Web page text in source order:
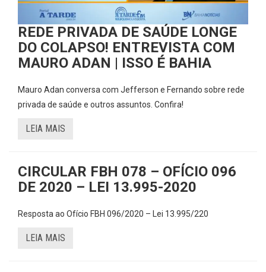
REDE PRIVADA DE SAÚDE LONGE
DO COLAPSO! ENTREVISTA COM
MAURO ADAN | ISSO É BAHIA
Mauro Adan conversa com Jefferson e Fernando sobre rede
privada de saúde e outros assuntos. Confira!
LEIA MAIS
CIRCULAR FBH 078 – OFÍCIO 096
DE 2020 – LEI 13.995-2020
Resposta ao Ofício FBH 096/2020 – Lei 13.995/220
LEIA MAIS